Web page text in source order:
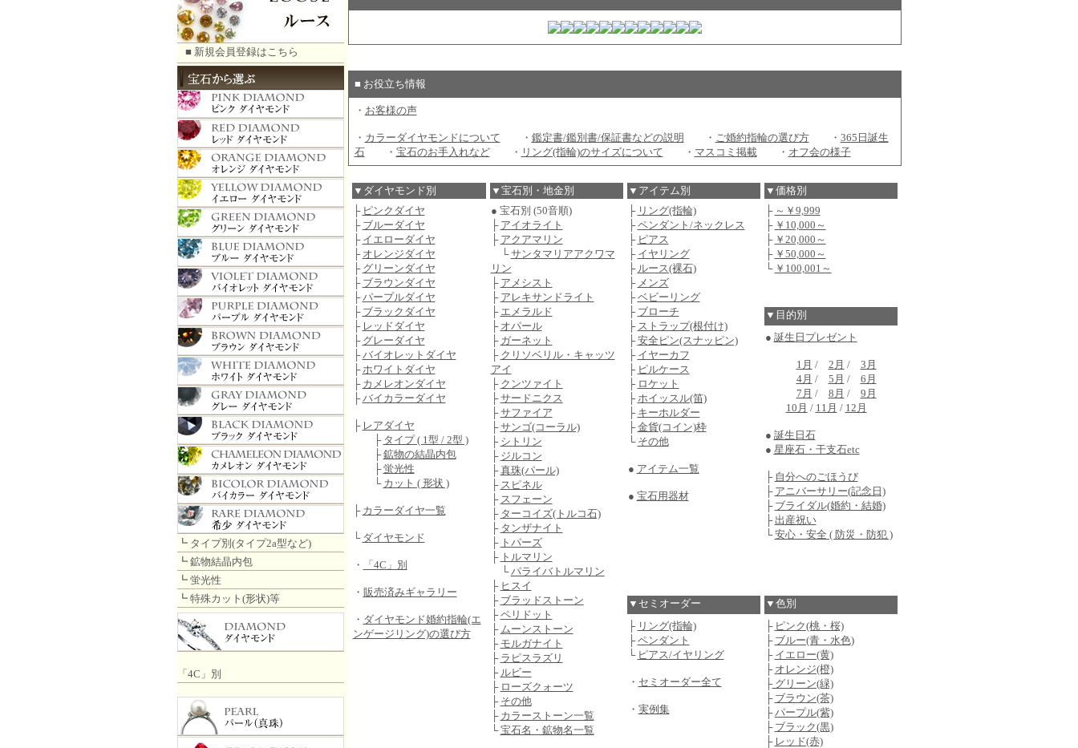
■ 新規会員登録はこちら
┗ タイプ別(タイプ2a型など)
┗ 鉱物結晶内包
┗ 蛍光性
┗ 特殊カット(形状)等
「4C」別
■ お役立ち情報
・ お客様の声
・ カラーダイヤモンドについて ・ 鑑定書/鑑別書/保証書などの説明 ・ ご婚約指輪の選び方・ 365日誕生
石・ 宝石のお手入れなど・ リング(指輪)のサイズについて ・ マスコミ掲載・ オフ会の様子
▼ダイヤモンド別 ▼宝石別・地金別 ▼アイテム別
▼価格別
├ ピンクダイヤ
├ ブルーダイヤ
├ イエローダイヤ
├ オレンジダイヤ
├ グリーンダイヤ
├ ブラウンダイヤ
├パープルダイヤ
├ ブラックダイヤ
├ レッドダイヤ
├ グレーダイヤ
├バイオレットダイヤ
├ホワイトダイヤ
├ カメレオンダイヤ
├バイカラーダイヤ
├ レアダイヤ
├ タイプ ( 1型 / 2型 )
├鉱物の結晶内包
├蛍光性
└ カット ( 形状 )
├ カラーダイヤ一覧
└ ダイヤモンド
・ 「4C」別
・ 販売済みギャラリー
・ ダイヤモンド婚約指輪(エ
ンゲージリング)の選び方
● 宝石別 (50音順)
├ アイオライト
├ アクアマリン
└サンタマリアアクワマ
リン
├ アメシスト
├ アレキサンドライト
├ エメラルド
├ オパール
├ ガーネット
├ クリソベリル・キャッツ
アイ
├ クンツァイト
├サードニクス
├サファイア
├サンゴ(コーラル)
├ シトリン
├ ジルコン
├真珠(パール)
├ スピネル
├ スフェーン
├ ターコイズ(トルコ石)
├ タンザナイト
├ トパーズ
├ トルマリン
└パライバトルマリン
├ ヒスイ
├ ブラッドストーン
├ペリドット
├ ムーンストーン
├ モルガナイト
├ ラピスラズリ
├ ルビー
├ ローズクォーツ
├ その他
├ カラーストーン一覧
└宝石名・鉱物名一覧
├ リング(指輪)
├ペンダント/ネックレス
├ ピアス
├ イヤリング
├ ルース(裸石)
├ メンズ
├ベビーリング
├ ブローチ
├ ストラップ(根付け)
├安全ピン(スナッピン)
├ イヤーカフ
├ ピルケース
├ ロケット
├ホイッスル(笛)
├ キーホルダー
├金貨(コイン)枠
└ その他
● アイテム一覧
● 宝石用器材
├ ～￥9,999
├ ￥10,000～
├ ￥20,000～
├ ￥50,000～
└ ￥100,001～
▼目的別
● 誕生日プレゼント
1月 / 2月 / 3月
4月 / 5月 / 6月
7月 / 8月 / 9月
10月 / 11月 / 12月
● 誕生日石
● 星座石・干支石etc
├ 自分へのごほうび
├ アニバーサリー(記念日)
├ ブライダル(婚約・結婚)
├出産祝い
└安心・安全 ( 防災・防犯 )
▼セミオーダー
▼色別
├ リング(指輪)
├ペンダント
└ ピアス/イヤリング
・ セミオーダー全て
・ 実例集
├ ピンク(桃・桜)
├ ブルー(青・水色)
├ イエロー(黄)
├ オレンジ(橙)
├グリーン(緑)
├ ブラウン(茶)
├パープル(紫)
├ ブラック(黒)
├ レッド(赤)